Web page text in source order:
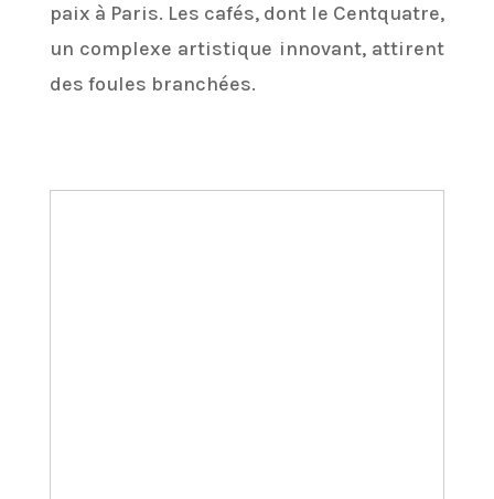
paix à Paris. Les cafés, dont le Centquatre,
un complexe artistique innovant, attirent
des foules branchées.